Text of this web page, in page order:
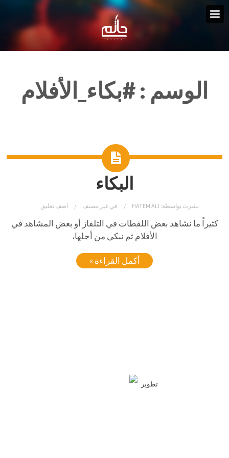
الوسم :#بكاء_الأفلام
البكاء
نشرت بواسطة: HATEM ALI في غير مصنف اضف تعليق
كثيراً ما نشاهد بعض اللقطات في التلفاز أو بعض المشاهد في
الأفلام ثم نبكي من أجلها،
أكمل القراءة »
تطوير